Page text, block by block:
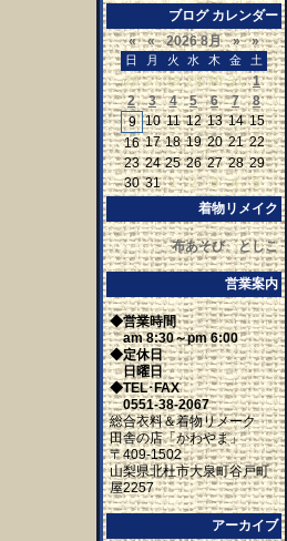
ブログ カレンダー
«
« 2026 8月 » »
日 月 火 水 木 金 土
26 27 28 29 30 31
1
2
3 4 5 6 7
8
9
10 11 12 13 14 15
16 17 18 19 20 21 22
23 24 25 26 27 28 29
30 31 1 2 3 4
5
着物リメイク
布あそび としこ
営業案内
◆営業時間
am 8:30～pm 6:00
◆定休日
日曜日
◆TEL･FAX
0551-38-2067
総合衣料＆着物リメーク
田舎の店「かわやま」
〒409-1502
山梨県北杜市大泉町谷戸町
屋2257
アーカイブ